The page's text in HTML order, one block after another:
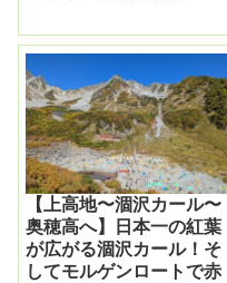
【上高地〜涸沢カール〜
奥穂高へ】日本一の紅葉
が広がる涸沢カール！そ
してモルゲンロートで赤